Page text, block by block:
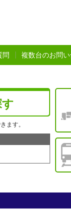
問 複数台のお問
ます。